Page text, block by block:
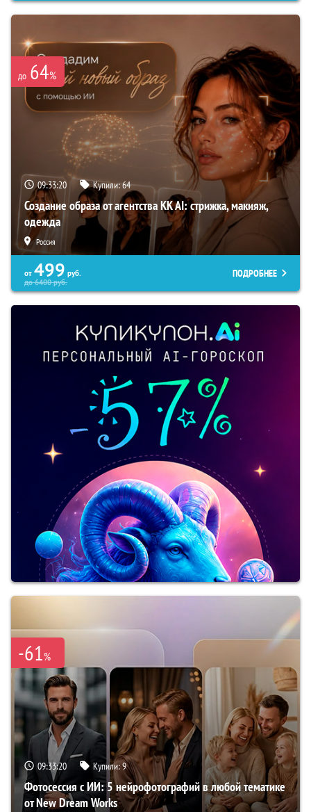
до 64%
09:33:19 Купили:64
Создание образа от агентства KK AI: стрижка, макияж,
одежда
Россия
от 499 руб.
до6400руб.
ПОДРОБНЕЕ
-61%
09:33:19 Купили:9
Фотосессия с ИИ: 5 нейрофотографий в любой тематике
от New Dream Works